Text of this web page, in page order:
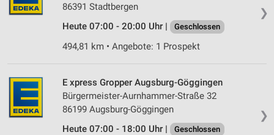
❯
86391 Stadtbergen
Heute 07:00 - 20:00 Uhr |
Geschlossen
494,81 km • Angebote: 1 Prospekt
❯
E xpress Gropper Augsburg-Göggingen
Bürgermeister-Aurnhammer-Straße 32
86199 Augsburg-Göggingen
Heute 07:00 - 18:00 Uhr |
Geschlossen